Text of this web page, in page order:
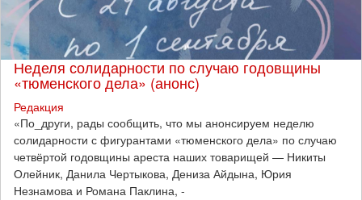
Неделя солидарности по случаю годовщины
«тюменского дела» (анонс)
Редакция
​«По_други, рады сообщить, что мы анонсируем неделю
солидарности с фигурантами «тюменского дела» по случаю
четвёртой годовщины ареста наших товарищей — Никиты
Олейник, Данила Чертыкова, Дениза Айдына, Юрия
Незнамова и Романа Паклина, -